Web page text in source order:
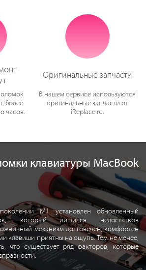
более
часов.
Оригинальные запчасти
В нашем сервисе используются
оригинальные запчасти от
iReplace.ru.
клавиатуры MacBook
M1 установлен обновленный
который лишился недостатков
механизм долговечен, комфортен
клавиши приятны на ощупь. Тем не менее,
что существует ряд факторов, которые